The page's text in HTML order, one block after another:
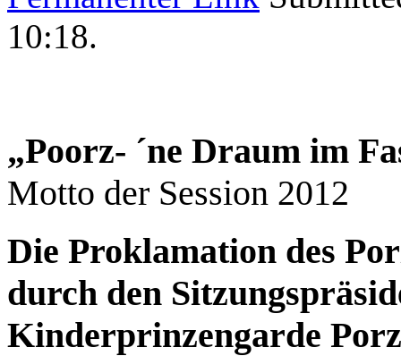
10:18.
„Poorz- ´ne Draum im
Motto der Session 2012
Die Proklamation des
durch den
Kinderprinzengarde